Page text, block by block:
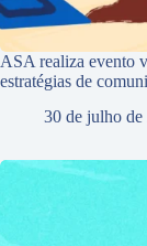
ASA realiza evento
estratégias de
30 de julho de